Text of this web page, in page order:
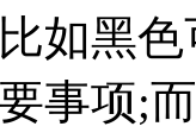
如黑
事项;